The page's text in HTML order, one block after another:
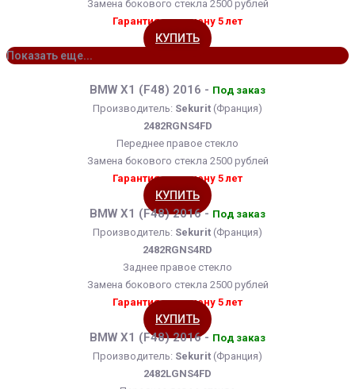
Замена бокового стекла 2500 рублей
Гарантия на замену 5 лет
КУПИТЬ
Показать еще...
BMW X1 (F48) 2016 - Под заказ
Производитель: Sekurit (Франция)
2482RGNS4FD
Переднее правое стекло
Замена бокового стекла 2500 рублей
Гарантия на замену 5 лет
КУПИТЬ
BMW X1 (F48) 2016 - Под заказ
Производитель: Sekurit (Франция)
2482RGNS4RD
Заднее правое стекло
Замена бокового стекла 2500 рублей
Гарантия на замену 5 лет
КУПИТЬ
BMW X1 (F48) 2016 - Под заказ
Производитель: Sekurit (Франция)
2482LGNS4FD